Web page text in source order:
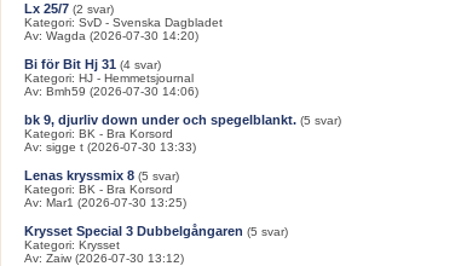
Lx 25/7 (2 svar)
Kategori: SvD - Svenska Dagbladet
Av: Wagda (2026-07-30 14:20)
Bi för Bit Hj 31 (4 svar)
Kategori: HJ - Hemmetsjournal
Av: Bmh59 (2026-07-30 14:06)
bk 9, djurliv down under och spegelblankt. (5 svar)
Kategori: BK - Bra Korsord
Av: sigge t (2026-07-30 13:33)
Lenas kryssmix 8 (5 svar)
Kategori: BK - Bra Korsord
Av: Mar1 (2026-07-30 13:25)
Krysset Special 3 Dubbelgångaren (5 svar)
Kategori: Krysset
Av: Zaiw (2026-07-30 13:12)